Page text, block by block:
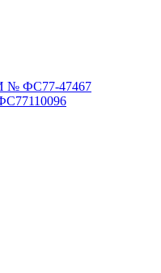
№ ФС77-47467